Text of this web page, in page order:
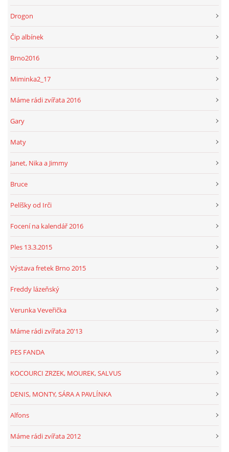
Drogon
Čip albínek
Brno2016
Miminka2_17
Máme rádi zvířata 2016
Gary
Maty
Janet, Nika a Jimmy
Bruce
Pelíšky od Irči
Focení na kalendář 2016
Ples 13.3.2015
Výstava fretek Brno 2015
Freddy lázeňský
Verunka Veveřička
Máme rádi zvířata 20'13
PES FANDA
KOCOURCI ZRZEK, MOUREK, SALVUS
DENIS, MONTY, SÁRA A PAVLÍNKA
Alfons
Máme rádi zvířata 2012